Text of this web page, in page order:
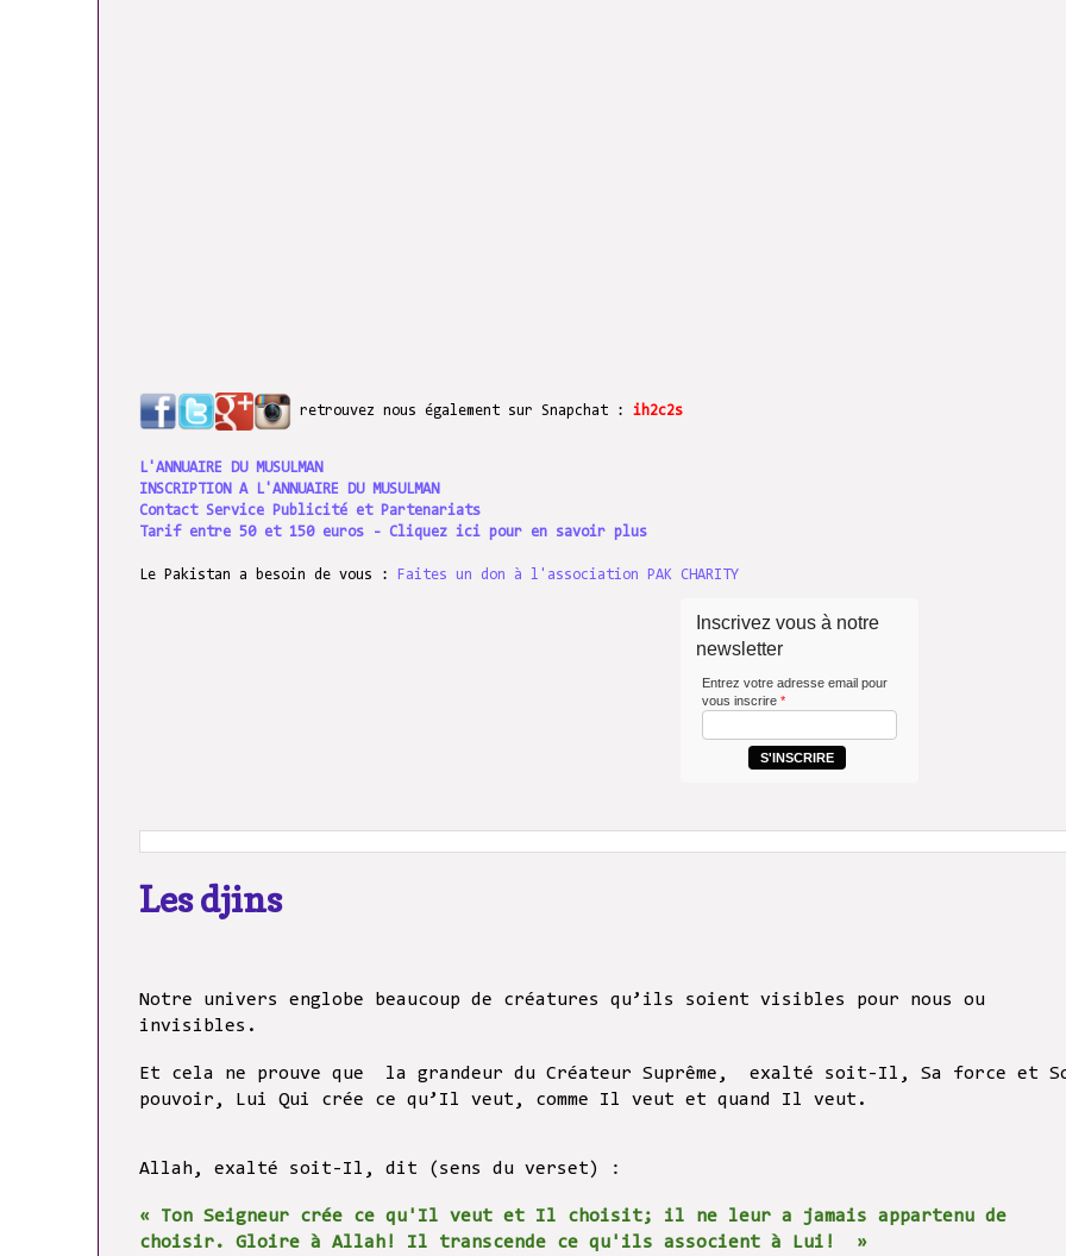
retrouvez nous également sur Snapchat : ih2c2s
L'ANNUAIRE DU MUSULMAN
INSCRIPTION A L'ANNUAIRE DU MUSULMAN
Contact Service Publicité et Partenariats
Tarif entre 50 et 150 euros - Cliquez ici pour en savoir plus
Le Pakistan a besoin de vous : Faites un don à l'association PAK CHARITY
Inscrivez vous à notre
newsletter
Entrez votre adresse email pour
vous inscrire *
S'INSCRIRE
Les djins
Notre univers englobe beaucoup de créatures qu’ils soient visibles pour nous ou
invisibles.
Et cela ne prouve que la grandeur du Créateur Suprême, exalté soit-Il, Sa force et
pouvoir, Lui Qui crée ce qu’Il veut, comme Il veut et quand Il veut.
Allah, exalté soit-Il, dit (sens du verset) :
« Ton Seigneur crée ce qu'Il veut et Il choisit; il ne leur a jamais appartenu de
choisir. Gloire à Allah! Il transcende ce qu'ils associent à Lui! »